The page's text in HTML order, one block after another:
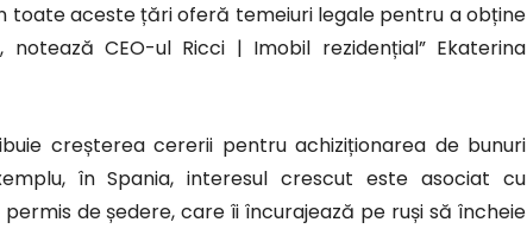
toate aceste țări oferă temeiuri legale pentru a obține
CEO-ul Ricci | Imobil rezidențial” Ekaterina
creșterea cererii pentru achiziționarea de bunuri
în Spania, interesul crescut este asociat cu
de ședere, care îi încurajează pe ruși să încheie